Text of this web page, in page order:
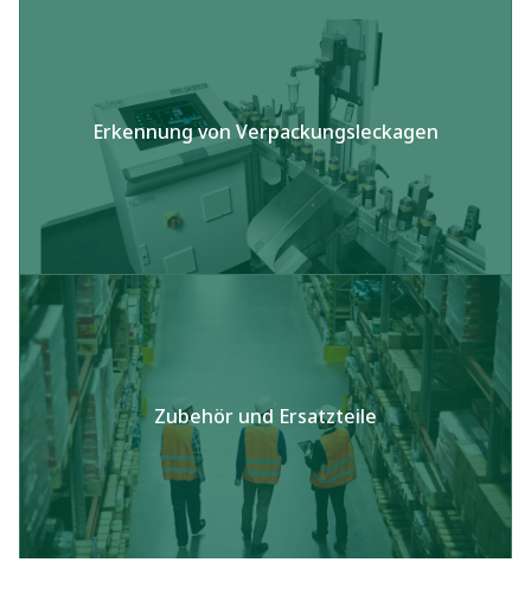
Erkennung von Verpackungsleckagen​
Zubehör und Ersatzteile​